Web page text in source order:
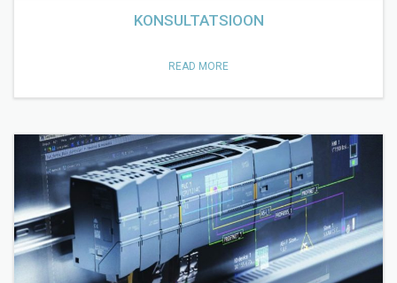
KONSULTATSIOON
READ MORE